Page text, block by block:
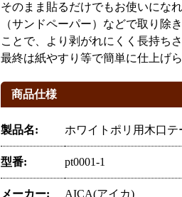
そのまま貼るだけでもお使いにな
（サンドペーパー）などで取り除
ことで、より剥がれにくく長持ち
最終は紙やすり等で簡単に仕上げら
商品仕様
製品名: ホワイトポリ用木口
型番: pt0001-1
メーカー: AICA(アイカ)